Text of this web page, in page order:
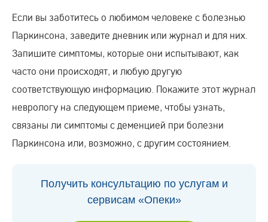
Если вы заботитесь о любимом человеке с болезнью
Паркинсона, заведите дневник или журнал и для них.
Запишите симптомы, которые они испытывают, как
часто они происходят, и любую другую
соответствующую информацию. Покажите этот журнал
неврологу на следующем приеме, чтобы узнать,
связаны ли симптомы с деменцией при болезни
Паркинсона или, возможно, с другим состоянием.
Получить консультацию по услугам и
сервисам «Опеки»